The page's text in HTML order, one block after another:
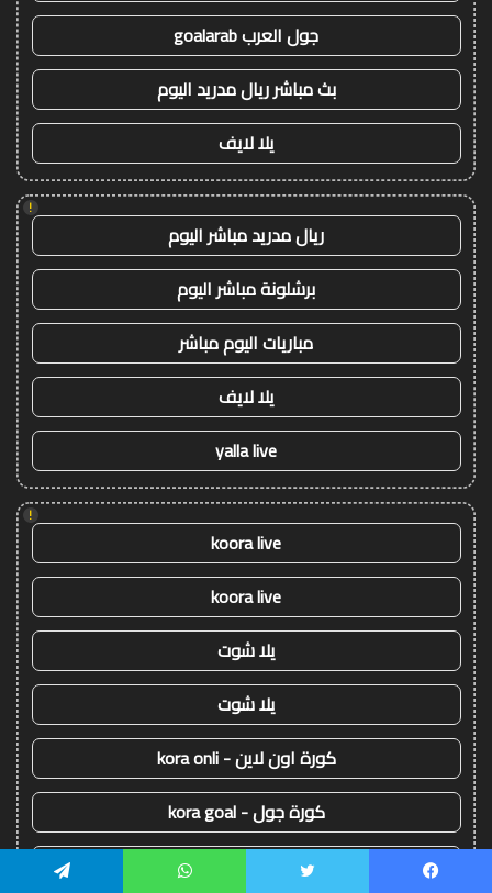
جول العرب goalarab
بث مباشر ريال مدريد اليوم
يلا لايف
!
ريال مدريد مباشر اليوم
برشلونة مباشر اليوم
مباريات اليوم مباشر
يلا لايف
yalla live
!
koora live
koora live
يلا شوت
يلا شوت
كورة اون لاين - kora onli
كورة جول - kora goal
كورة ستار - kora star